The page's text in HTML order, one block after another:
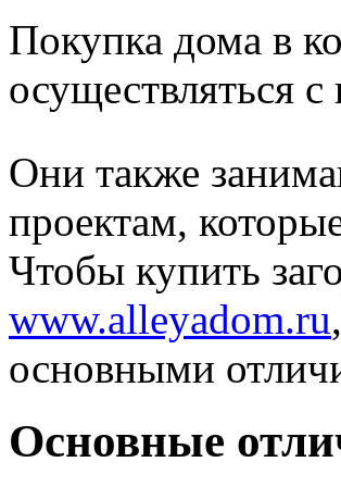
Покупка дома в
осуществляться
Они также
проектам,
Чтобы купить
www.alleyadom.ru
основными
Основные